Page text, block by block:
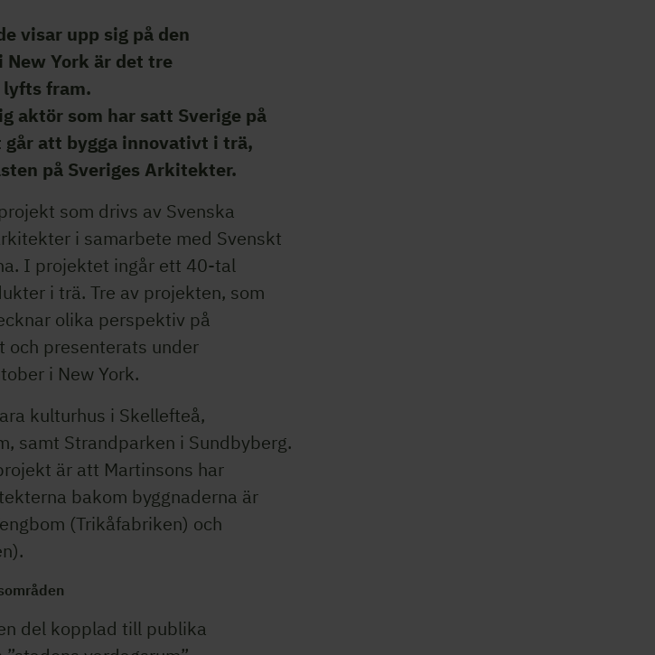
visar upp sig på den
York är det tre
fram.
aktör som har satt Sverige på
att bygga innovativt i trä,
på Sveriges Arkitekter.
som drivs av Svenska
i samarbete med Svenskt
I projektet ingår ett 40-tal
i trä. Tre av projekten, som
olika perspektiv på
och presenterats under
i New York.
kulturhus i Skellefteå,
samt Strandparken i Sundbyberg.
är att Martinsons har
bakom byggnaderna är
(Trikåfabriken) och
del kopplad till publika